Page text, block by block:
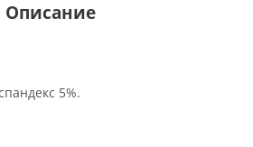
Описание
5%.